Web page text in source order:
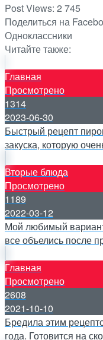
Post Views: 2 745
Поделиться на
Одноклассники
Читайте также:
Главная
Просмотрено
1314
2023-06-30
Быстрый рецепт
закуска, которую
Вторые блюда
Просмотрено
1189
2022-03-12
Мой любимый
все объелись после
Главная
Просмотрено
2608
2021-10-10
Бредила этим
года. Готовится на